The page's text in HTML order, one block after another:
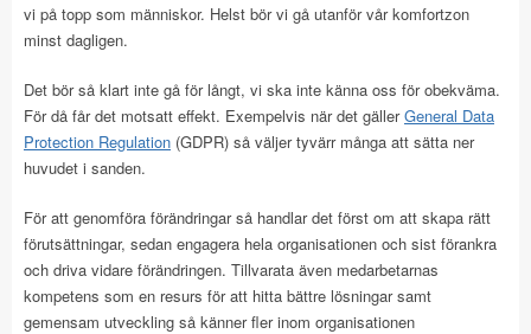
vi på topp som människor. Helst bör vi gå utanför vår komfortzon
minst dagligen.
Det bör så klart inte gå för långt, vi ska inte känna oss för obekväma.
För då får det motsatt effekt. Exempelvis när det gällerGeneral Data
Protection Regulation (GDPR) så väljer tyvärr många att sätta ner
huvudet i sanden.
För att genomföra förändringar så handlar det först om att skapa rätt
förutsättningar, sedan engagera hela organisationen och sist förankra
och driva vidare förändringen. Tillvarata även medarbetarnas
kompetens som en resurs för att hitta bättre lösningar samt
gemensam utveckling så känner fler inom organisationen